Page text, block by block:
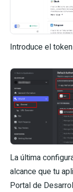
Introduce el
La última
alcance que tu
Portal de